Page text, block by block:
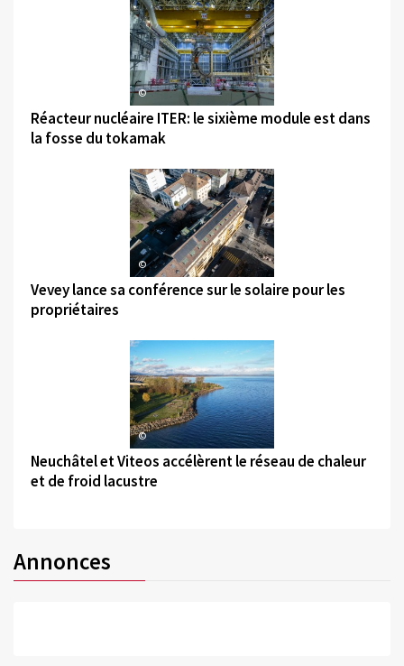
©
Réacteur nucléaire ITER: le sixième module est dans
la fosse du tokamak
©
Vevey lance sa conférence sur le solaire pour les
propriétaires
©
Neuchâtel et Viteos accélèrent le réseau de chaleur
et de froid lacustre
Annonces